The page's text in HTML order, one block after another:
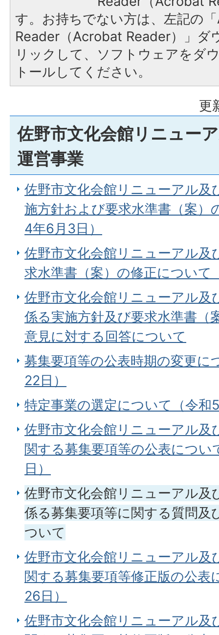
す。お持ちでない方は、左記の
Reader（Acrobat Reader）」ダ
リックして、ソフトウェアをダ
トールしてください。
更
佐野市文化会館リニュー
運営事業
佐野市文化会館リニューアル及
施方針および要求水準書（案）
4年6月3日）
佐野市文化会館リニューアル及
求水準書（案）の修正について
佐野市文化会館リニューアル及
係る実施方針及び要求水準書（
意見に対する回答について
募集要項等の公表時期の変更に
22日）
特定事業の選定について（令和
佐野市文化会館リニューアル及
関する募集要項等の公表につ
日）
佐野市文化会館リニューアル及
係る募集要項等に関する質問及
ついて
佐野市文化会館リニューアル及
関する募集要項等修正版の公表
26日）
佐野市文化会館リニューアル及